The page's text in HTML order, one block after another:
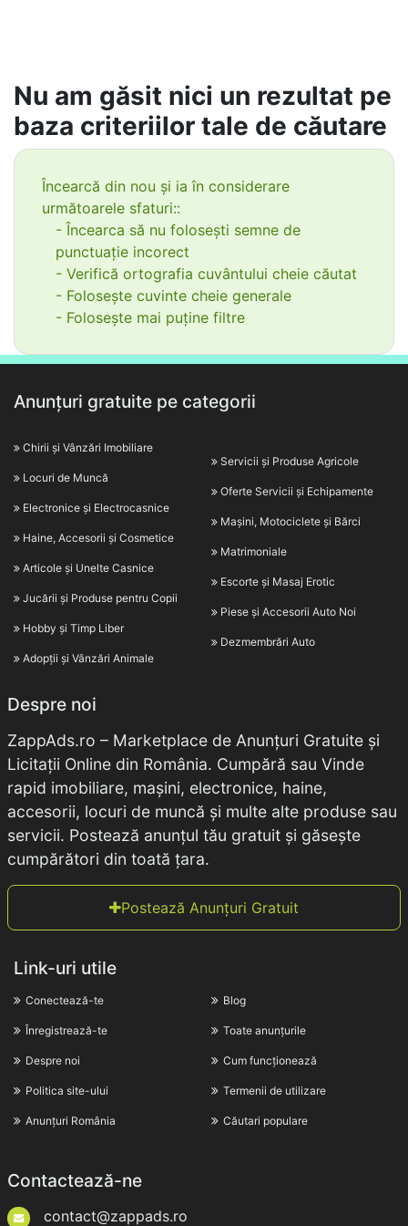
Nu am găsit nici un rezultat pe
baza criteriilor tale de căutare
Încearcă din nou și ia în considerare
următoarele sfaturi::
- Încearca să nu folosești semne de
punctuație incorect
- Verifică ortografia cuvântului cheie căutat
- Folosește cuvinte cheie generale
- Folosește mai puține filtre
Anunțuri gratuite pe categorii
Chirii și Vânzări Imobiliare
Locuri de Muncă
Electronice și Electrocasnice
Haine, Accesorii și Cosmetice
Articole și Unelte Casnice
Jucării și Produse pentru Copii
Hobby și Timp Liber
Adopții și Vânzări Animale
Servicii și Produse Agricole
Oferte Servicii și Echipamente
Mașini, Motociclete și Bărci
Matrimoniale
Escorte și Masaj Erotic
Piese și Accesorii Auto Noi
Dezmembrări Auto
Despre noi
ZappAds.ro – Marketplace de Anunțuri Gratuite și
Licitații Online din România. Cumpără sau Vinde
rapid imobiliare, mașini, electronice, haine,
accesorii, locuri de muncă și multe alte produse sau
servicii. Postează anunțul tău gratuit și găsește
cumpărători din toată țara.
Postează Anunțuri Gratuit
Link-uri utile
Conectează-te
Înregistrează-te
Despre noi
Politica site-ului
Anunțuri România
Blog
Toate anunțurile
Cum funcționează
Termenii de utilizare
Căutari populare
Contactează-ne
contact@zappads.ro